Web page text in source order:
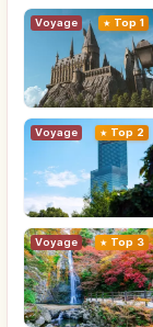
Voyage Top 1
Voyage Top 2
Voyage Top 3